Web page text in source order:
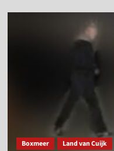
Boxmeer Land van Cuijk